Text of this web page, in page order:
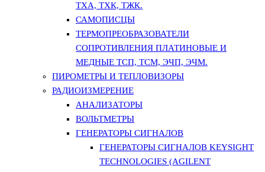
ТХА, ТХК, ТЖК.
САМОПИСЦЫ
ТЕРМОПРЕОБРАЗОВАТЕЛИ
СОПРОТИВЛЕНИЯ ПЛАТИНОВЫЕ И
МЕДНЫЕ ТСП, ТСМ, ЭЧП, ЭЧМ.
ПИРОМЕТРЫ И ТЕПЛОВИЗОРЫ
РАДИОИЗМЕРЕНИЕ
АНАЛИЗАТОРЫ
ВОЛЬТМЕТРЫ
ГЕНЕРАТОРЫ СИГНАЛОВ
ГЕНЕРАТОРЫ СИГНАЛОВ KEYSIGHT
TECHNOLOGIES (AGILENT